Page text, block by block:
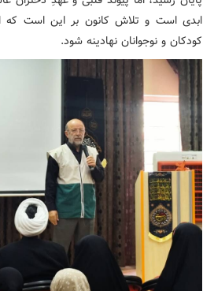
ابدی است و تلاش کانون بر این است که
کودکان و نوجوانان نهادینه شود.